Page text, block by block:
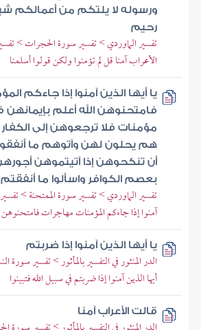
ورسوله لا يلتكم من أعمالكم
رحيم
تفسير الماوردي > تفسير سورة الحجرات >
الأعراب آمنا قل لم تؤمنوا ولكن قولوا أسلمنا
يا أيها الذين آمنوا إذا جاءكم
فامتحنوهن الله أعلم
مؤمنات فلا ترجعوهن إلى
هم يحلون لهن وآتوهم ما
أن تنكحوهن إذا آتيتموهن
بعصم الكوافر واسألوا ما
تفسير الماوردي > تفسير سورة الممتحنة > تفسير
آمنوا إذا جاءكم المؤمنات مهاجرات فامتحنوهن
يا أيها الذين آمنوا إذا ضربتم
الدر المنثور في التفسير بالمأثور > تفسير سورة
أيها الذين آمنوا إذا ضربتم في سبيل الله فتبينوا
قالت الأعراب آمنا